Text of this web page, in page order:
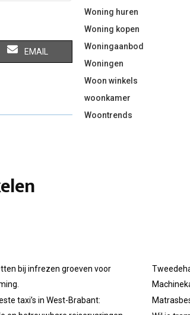
S
R
EMAIL
Woning huren
Woning kopen
Woningaanbod
Woningen
Woon winkels
woonkamer
Woontrends
bij infrezen groeven voor
taxi’s in West-Brabant: